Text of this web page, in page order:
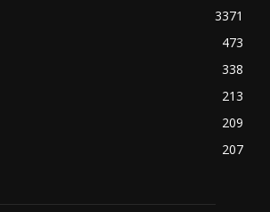
3371
473
338
213
209
207